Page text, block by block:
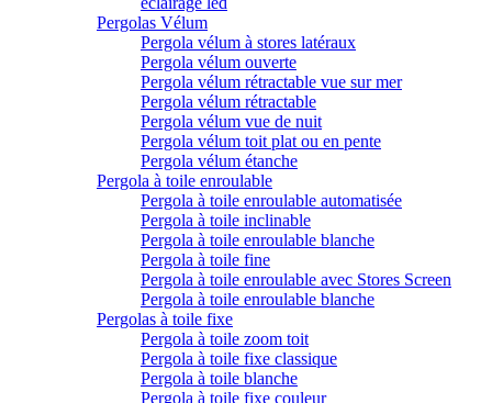
Pergolas Vélum
Pergola vélum à stores latéraux
Pergola vélum ouverte
Pergola vélum rétractable vue sur mer
Pergola vélum rétractable
Pergola vélum vue de nuit
Pergola vélum toit plat ou en pente
Pergola vélum étanche
Pergola à toile enroulable
Pergola à toile enroulable automatisée
Pergola à toile inclinable
Pergola à toile enroulable blanche
Pergola à toile fine
Pergola à toile enroulable avec Stores Screen
Pergola à toile enroulable blanche
Pergolas à toile fixe
Pergola à toile zoom toit
Pergola à toile fixe classique
Pergola à toile blanche
Pergola à toile fixe couleur